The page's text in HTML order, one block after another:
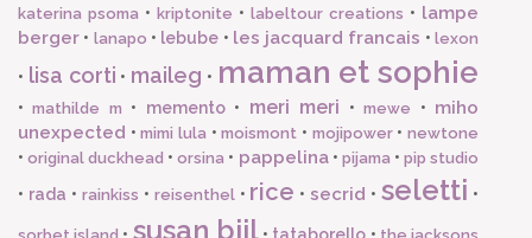
katerina psoma • kriptonite • labeltour creations • lampe
berger • lanapo • lebube • les jacquard francais •lexon
• lisa corti • maileg • maman et sophie
•mathilde m • memento• meri meri •mewe • miho
unexpected •mimi lula •moismont • mojipower•newtone
•original duckhead •orsina • pappelina• pijama • pip studio
• rada • rainkiss • reisenthel• rice •secrid •seletti •
susan bijl